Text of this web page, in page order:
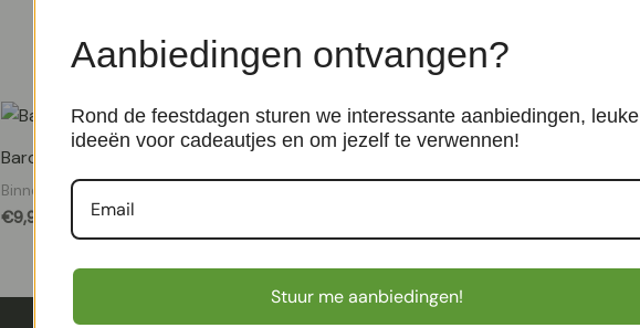
Barcelona – P17
Binnenpotten
€9,99
Aanbiedingen ontvangen?
Rond de feestdagen sturen we interessante aanbiedingen, leuke
ideeën voor cadeautjes en om jezelf te verwennen!
Stuur me aanbiedingen!